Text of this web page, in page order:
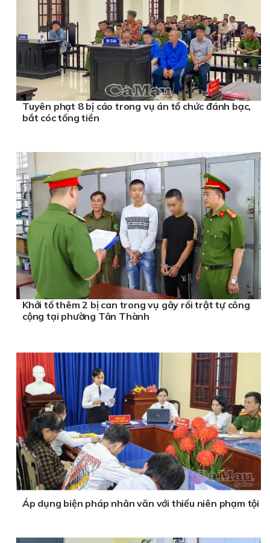
Tuyên phạt 8 bị cáo trong vụ án tổ chức đánh bạc,
bắt cóc tống tiền
Khởi tố thêm 2 bị can trong vụ gây rối trật tự công
cộng tại phường Tân Thành
Áp dụng biện pháp nhân văn với thiếu niên phạm tội